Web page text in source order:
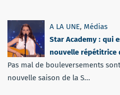
A LA UNE, Médias
Star Academy : qui
nouvelle répétitrice
Pas mal de bouleversements
nouvelle saison de la S...